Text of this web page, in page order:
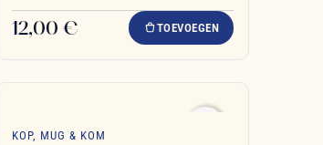
12,00 € TOEVOEGEN
KOP, MUG & KOM